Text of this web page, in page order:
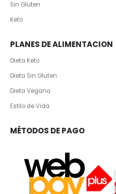
Sin Gluten
Keto
PLANES DE ALIMENTACION
Dieta Keto
Dieta Sin Gluten
Dieta Vegana
Estilo de Vida
MÉTODOS DE PAGO